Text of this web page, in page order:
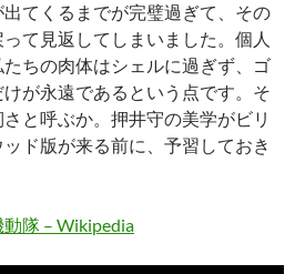
てくるまでが完璧過ぎて、その
て見返してしまいました。個人
ちの肉体はシェルに過ぎず、ゴ
が永遠であるという点です。そ
と呼ぶか。押井守の美学がビリ
ド版が来る前に、予習しておき
動隊 – Wikipedia